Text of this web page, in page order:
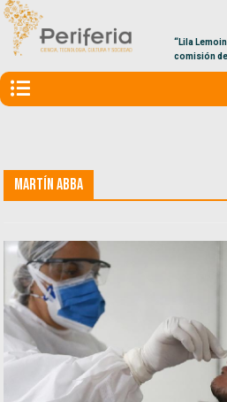
“Lila Lemoine
comisión de
Martín Abba